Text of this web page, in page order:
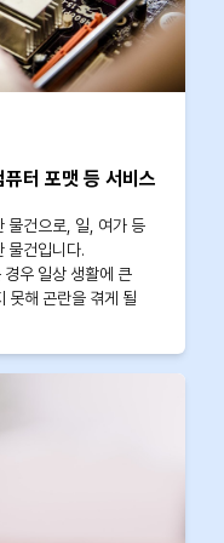
터 포맷 등 서비스
물건으로, 일, 여가 등
물건입니다.
우 일상 생활에 큰
못해 곤란을 겪게 될